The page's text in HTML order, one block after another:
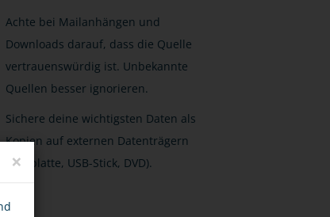
Achte bei Mailanhängen und
Downloads darauf, dass die Quelle
vertrauenswürdig ist. Unbekannte
Quellen besser ignorieren.
Sichere deine wichtigsten Daten als
Kopien auf externen Datenträgern
(Festplatte, USB-Stick, DVD).
×